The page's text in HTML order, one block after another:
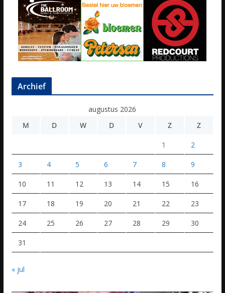
Archief
augustus 2026
M
D W D V Z Z
1 2
3 4 5 6 7 8 9
10 11 12 13 14 15 16
17 18 19 20 21 22 23
24 25 26 27 28 29 30
31
« jul